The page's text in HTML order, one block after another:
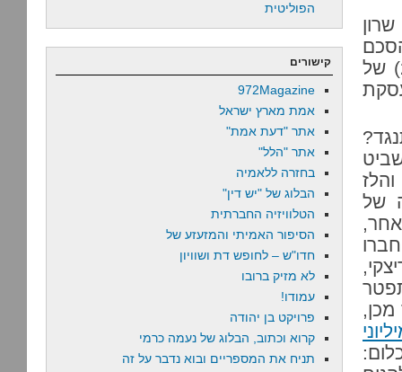
הגז המצרי, בין חברת EMG שבבעלותו החלקית (21%) של
של
מכן,
הפוליטית
קישורים
972Magazine
אמת מארץ ישראל
אתר "דעת אמת"
אתר "הלל"
בחזרה ללאמיה
הבלוג של "יש דין"
הטלוויזיה החברתית
הסיפור האמיתי והמזעזע של
חדו"ש – לחופש דת ושוויון
לא מזיק ברובו
עמודו!
פרויקט בן יהודה
קרוא וכתוב, הבלוג של נעמה כרמי
תניח את המספריים ובוא נדבר על זה